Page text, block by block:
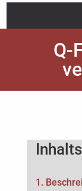
Startseite
Infos/Flyer/
Q-
1.